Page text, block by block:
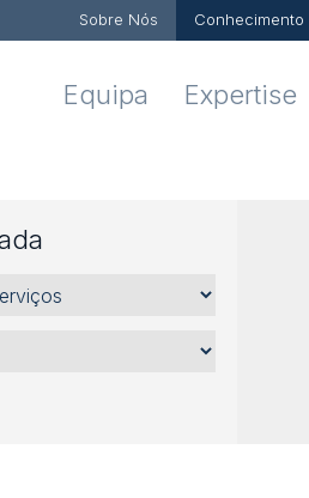
Sobre Nós Conhecimento
Equipa Expertise